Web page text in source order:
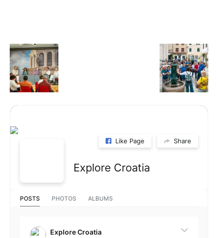
Like Page Share
Explore Croatia
POSTS PHOTOS ALBUMS
Explore Croatia